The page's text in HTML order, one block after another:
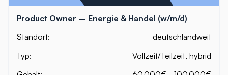
Product Owner – Energie & Handel (w/m/d)
Standort:
deutschlandweit
Typ:
Vollzeit/Teilzeit, hybrid